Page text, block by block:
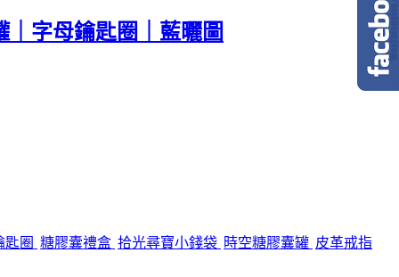
字母鑰匙圈｜藍曬圖
匙圈 糖膠囊禮盒 拾光尋寶小錢袋 時空糖膠囊罐 皮革戒指